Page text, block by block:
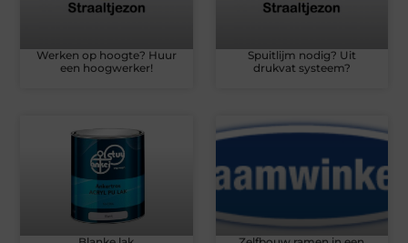
Werken op hoogte? Huur
een hoogwerker!
Spuitlijm nodig? Uit
drukvat systeem?